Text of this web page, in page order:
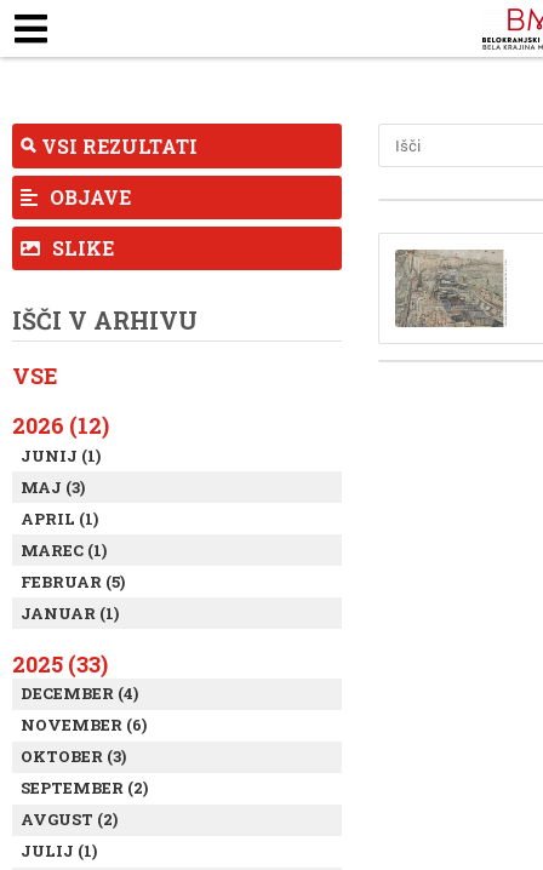
VSI REZULTATI
OBJAVE
SLIKE
IŠČI V ARHIVU
VSE
2026 (12)
JUNIJ (1)
MAJ (3)
APRIL (1)
MAREC (1)
FEBRUAR (5)
JANUAR (1)
2025 (33)
DECEMBER (4)
NOVEMBER (6)
OKTOBER (3)
SEPTEMBER (2)
AVGUST (2)
JULIJ (1)